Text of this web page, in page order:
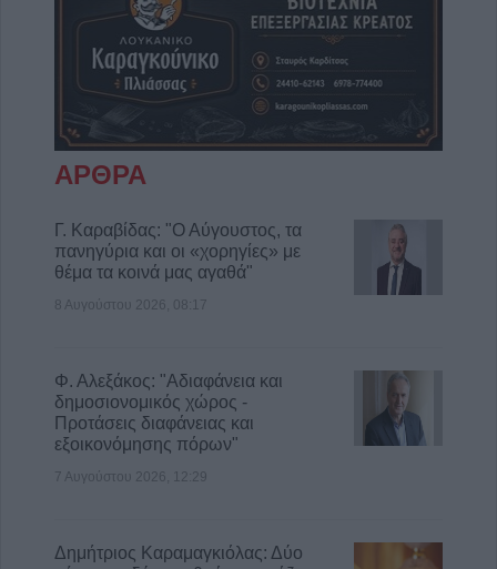
ΑΡΘΡΑ
Γ. Καραβίδας: "Ο Αύγουστος, τα
πανηγύρια και οι «χορηγίες» με
θέμα τα κοινά μας αγαθά"
8 Αυγούστου 2026, 08:17
Φ. Αλεξάκος: "Αδιαφάνεια και
δημοσιονομικός χώρος -
Προτάσεις διαφάνειας και
εξοικονόμησης πόρων"
7 Αυγούστου 2026, 12:29
Δημήτριος Καραμαγκιόλας: Δύο